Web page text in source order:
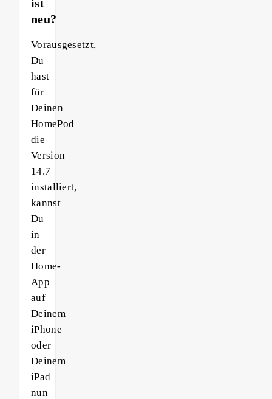
ist
neu?
Vorausgesetzt,
Du
hast
für
Deinen
HomePod
die
Version
14.7
installiert,
kannst
Du
in
der
Home-
App
auf
Deinem
iPhone
oder
Deinem
iPad
nun